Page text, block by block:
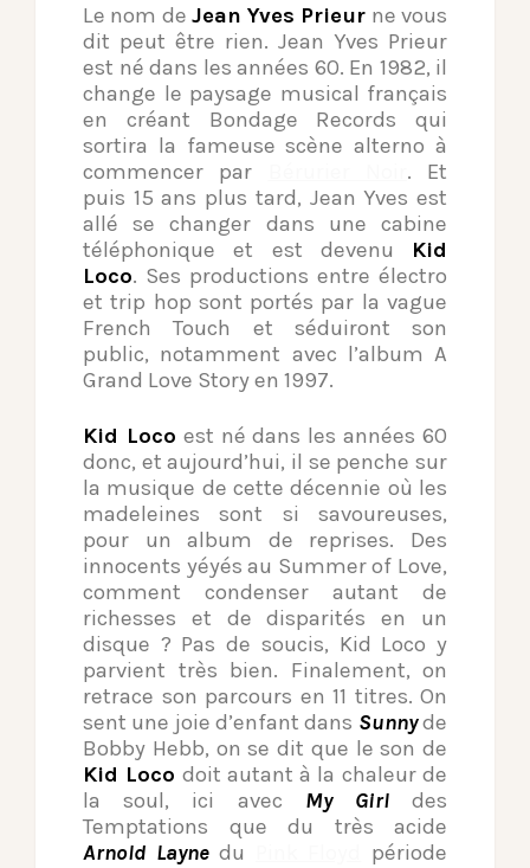
Le nom de Jean Yves Prieur ne vous
dit peut être rien. Jean Yves Prieur
est né dans les années 60. En 1982, il
change le paysage musical français
en créant Bondage Records qui
sortira la fameuse scène alterno à
commencer par
. Et
puis 15 ans plus tard, Jean Yves est
allé se changer dans une cabine
téléphonique et est devenu Kid
Loco. Ses productions entre électro
et trip hop sont portés par la vague
French Touch et séduiront son
public, notamment avec l’album A
Grand Love Story en 1997.
Kid Loco est né dans les années 60
donc, et aujourd’hui, il se penche sur
la musique de cette décennie où les
madeleines sont si savoureuses,
pour un album de reprises. Des
innocents yéyés au Summer of Love,
comment condenser autant de
richesses et de disparités en un
disque ? Pas de soucis, Kid Loco y
parvient très bien. Finalement, on
retrace son parcours en 11 titres. On
sent une joie d’enfant dans Sunnyde
Bobby Hebb, on se dit que le son de
Kid Loco doit autant à la chaleur de
la soul, ici avec My Girl
des
Temptations que du très acide
Arnold Laynedu
période